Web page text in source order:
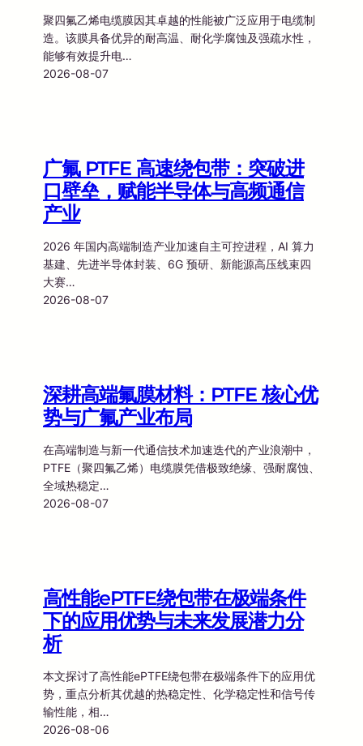
聚四氟乙烯电缆膜因其卓越的性能被广泛应用于电缆制
造。该膜具备优异的耐高温、耐化学腐蚀及强疏水性，
能够有效提升电…
2026-08-07
广氟 PTFE 高速绕包带：突破进
口壁垒，赋能半导体与高频通信
产业
2026 年国内高端制造产业加速自主可控进程，AI 算力
基建、先进半导体封装、6G 预研、新能源高压线束四
大赛…
2026-08-07
深耕高端氟膜材料：PTFE 核心优
势与广氟产业布局
在高端制造与新一代通信技术加速迭代的产业浪潮中，
PTFE（聚四氟乙烯）电缆膜凭借极致绝缘、强耐腐蚀、
全域热稳定…
2026-08-07
高性能ePTFE绕包带在极端条件
下的应用优势与未来发展潜力分
析
本文探讨了高性能ePTFE绕包带在极端条件下的应用优
势，重点分析其优越的热稳定性、化学稳定性和信号传
输性能，相…
2026-08-06